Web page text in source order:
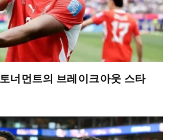
너먼트의 브레이크아웃 스타